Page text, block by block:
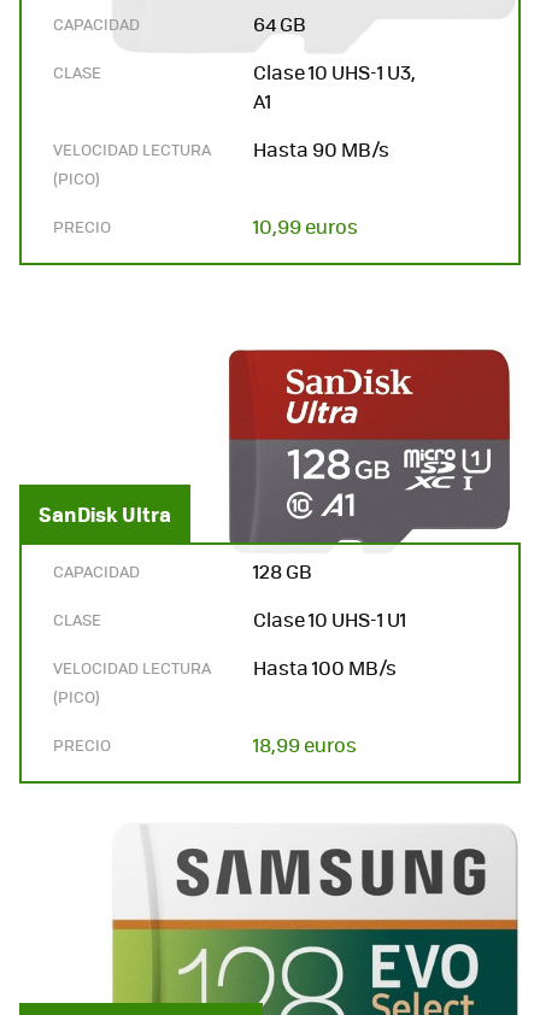
CAPACIDAD 64 GB
CLASE
Clase 10 UHS-1 U3,
A1
VELOCIDAD LECTURA
(PICO)
Hasta 90 MB/s
PRECIO 10,99 euros
SanDisk Ultra
CAPACIDAD 128 GB
CLASE Clase 10 UHS-1 U1
VELOCIDAD LECTURA
(PICO)
Hasta 100 MB/s
PRECIO 18,99 euros